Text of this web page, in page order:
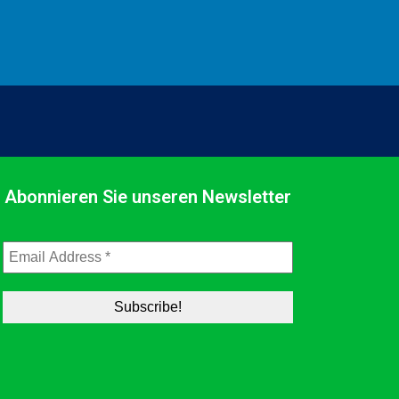
Abonnieren Sie unseren Newsletter